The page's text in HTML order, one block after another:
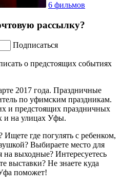
6 фильмов
рассылку?
Подписаться
о предстоящих событиях
2017 года. Праздничные
по уфимским праздникам.
и предстоящих праздничных
и на улицах Уфы.
Ищете где погулять с ребенком,
Выбираете место для
на выходные? Интересуетесь
выставки? Не знаете куда
поможет!